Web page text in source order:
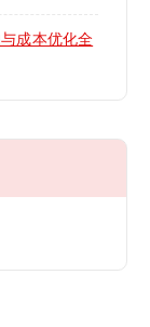
成本优化全